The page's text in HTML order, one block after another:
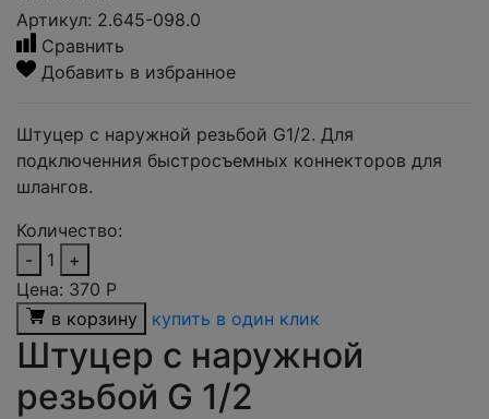
Артикул: 2.645-098.0
Сравнить
Добавить в избранное
Штуцер с наружной резьбой G1/2. Для
подключенния быстросъемных коннекторов для
шлангов.
Количество:
-
1
+
Цена: 370 Р
в корзину
купить в один клик
Штуцер с наружной
резьбой G 1/2